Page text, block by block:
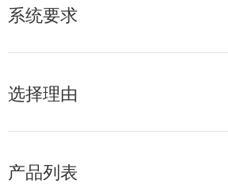
系统要求
选择理由
产品列表